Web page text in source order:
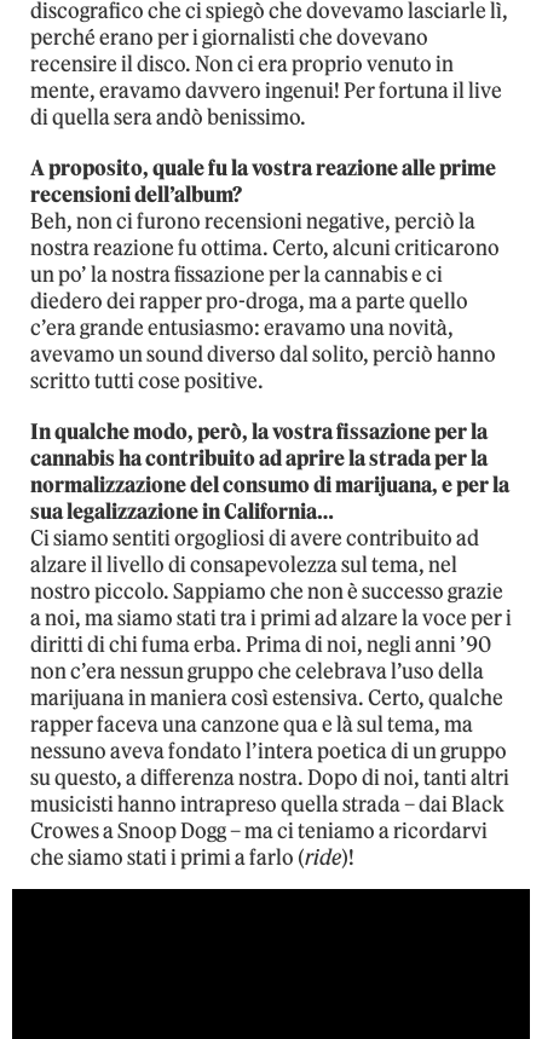
discografico che ci spiegò che dovevamo lasciarle lì,
perché erano per i giornalisti che dovevano
recensire il disco. Non ci era proprio venuto in
mente, eravamo davvero ingenui! Per fortuna il live
di quella sera andò benissimo.
A proposito, quale fu la vostra reazione alle prime
recensioni dell’album?
Beh, non ci furono recensioni negative, perciò la
nostra reazione fu ottima. Certo, alcuni criticarono
un po’ la nostra fissazione per la cannabis e ci
diedero dei rapper pro-droga, ma a parte quello
c’era grande entusiasmo: eravamo una novità,
avevamo un sound diverso dal solito, perciò hanno
scritto tutti cose positive.
In qualche modo, però, la vostra fissazione per la
cannabis ha contribuito ad aprire la strada per la
normalizzazione del consumo di marijuana, e per la
sua legalizzazione in California…
Ci siamo sentiti orgogliosi di avere contribuito ad
alzare il livello di consapevolezza sul tema, nel
nostro piccolo. Sappiamo che non è successo grazie
a noi, ma siamo stati tra i primi ad alzare la voce per i
diritti di chi fuma erba. Prima di noi, negli anni ’90
non c’era nessun gruppo che celebrava l’uso della
marijuana in maniera così estensiva. Certo, qualche
rapper faceva una canzone qua e là sul tema, ma
nessuno aveva fondato l’intera poetica di un gruppo
su questo, a differenza nostra. Dopo di noi, tanti altri
musicisti hanno intrapreso quella strada – dai Black
Crowes a Snoop Dogg – ma ci teniamo a ricordarvi
che siamo stati i primi a farlo (ride)!